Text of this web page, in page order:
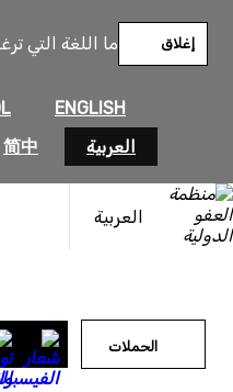
ما اللغة التي
ENGLISH
العربية
简中
إغلاق
العربية
المحتوى
الحملات